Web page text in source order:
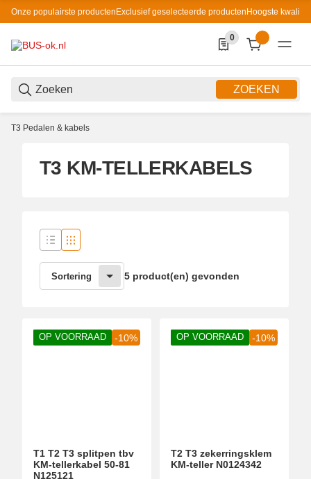
Onze populairste productenExclusief geselecteerde productenHoogste kwaliteit
ZOEKEN
0
0 Produkte in der
T3 Pedalen & kabels
T3 KM-TELLERKABELS
Sortering 5 product(en) gevonden
OP VOORRAAD -10%
T1 T2 T3 splitpen tbv
KM-tellerkabel 50-81
N125121
OP VOORRAAD -10%
T2 T3 zekerringsklem
KM-teller N0124342